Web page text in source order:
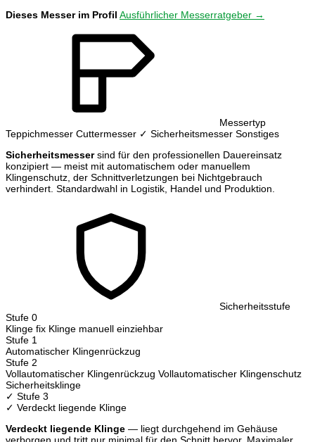
Dieses Messer im Profil Ausführlicher Messerratgeber →
Messertyp
Teppichmesser Cuttermesser ✓ Sicherheitsmesser Sonstiges
Sicherheitsmessersind für den professionellen Dauereinsatz
konzipiert — meist mit automatischem oder manuellem
Klingenschutz, der Schnittverletzungen bei Nichtgebrauch
verhindert. Standardwahl in Logistik, Handel und Produktion.
Sicherheitsstufe
Stufe 0
Klinge fix Klinge manuell einziehbar
Stufe 1
Automatischer Klingenrückzug
Stufe 2
Vollautomatischer Klingenrückzug Vollautomatischer Klingenschutz
Sicherheitsklinge
✓ Stufe 3
✓ Verdeckt liegende Klinge
Verdeckt liegende Klinge — liegt durchgehend im Gehäuse
verborgen und tritt nur minimal für den Schnitt hervor. Maximaler